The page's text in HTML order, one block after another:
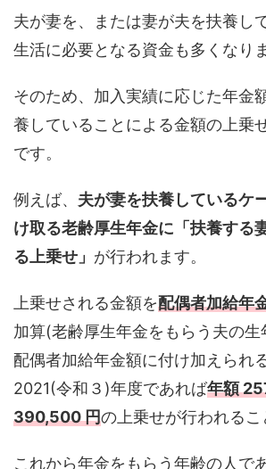
夫が妻を、または妻が夫を扶養し
生活に必要となる資金も多くなりま
そのため、加入実績に応じた年金
養していることによる金額の上乗
です。
例えば、 夫が妻を扶養しているケ
け取る老齢厚生年金に「扶養する
る上乗せ」 が行われます。
上乗せされる金額を配偶者加給年
加算(老齢厚生年金をもらう夫の生
配偶者加給年金額に付け加えられ
2021(令和３)年度であれば年額
390,500 円の上乗せが行われるこ
これから年金をもらう年齢の人で